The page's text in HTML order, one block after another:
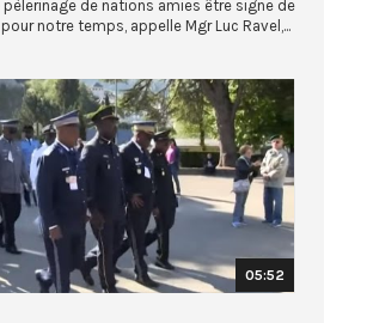
pèlerinage de nations amies être signe de
notre temps, appelle Mgr Luc Ravel,...
05:52